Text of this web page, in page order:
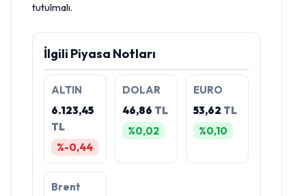
tutulmalı.
İlgili Piyasa Notları
ALTIN
6.123,45
TL
%-0,44
DOLAR
46,86 TL
%0,02
EURO
53,62 TL
%0,10
Brent